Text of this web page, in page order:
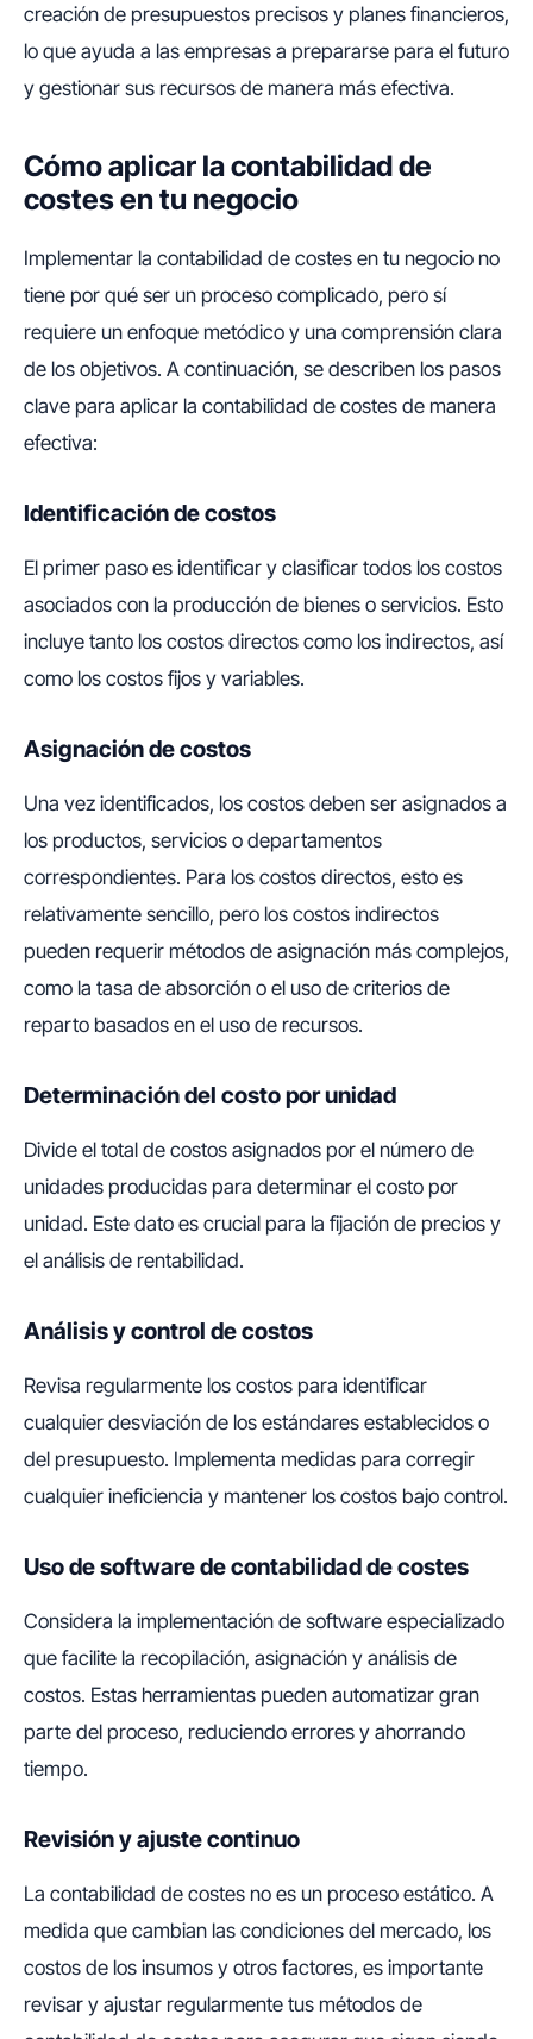
creación de presupuestos precisos y planes financieros,
lo que ayuda a las empresas a prepararse para el futuro
y gestionar sus recursos de manera más efectiva.
Cómo aplicar la contabilidad de
costes en tu negocio
Implementar la contabilidad de costes en tu negocio no
tiene por qué ser un proceso complicado, pero sí
requiere un enfoque metódico y una comprensión clara
de los objetivos. A continuación, se describen los pasos
clave para aplicar la contabilidad de costes de manera
efectiva:
Identificación de costos
El primer paso es identificar y clasificar todos los costos
asociados con la producción de bienes o servicios. Esto
incluye tanto los costos directos como los indirectos, así
como los costos fijos y variables.
Asignación de costos
Una vez identificados, los costos deben ser asignados a
los productos, servicios o departamentos
correspondientes. Para los costos directos, esto es
relativamente sencillo, pero los costos indirectos
pueden requerir métodos de asignación más complejos,
como la tasa de absorción o el uso de criterios de
reparto basados en el uso de recursos.
Determinación del costo por unidad
Divide el total de costos asignados por el número de
unidades producidas para determinar el costo por
unidad. Este dato es crucial para la fijación de precios y
el análisis de rentabilidad.
Análisis y control de costos
Revisa regularmente los costos para identificar
cualquier desviación de los estándares establecidos o
del presupuesto. Implementa medidas para corregir
cualquier ineficiencia y mantener los costos bajo control.
Uso de software de contabilidad de costes
Considera la implementación de software especializado
que facilite la recopilación, asignación y análisis de
costos. Estas herramientas pueden automatizar gran
parte del proceso, reduciendo errores y ahorrando
tiempo.
Revisión y ajuste continuo
La contabilidad de costes no es un proceso estático. A
medida que cambian las condiciones del mercado, los
costos de los insumos y otros factores, es importante
revisar y ajustar regularmente tus métodos de